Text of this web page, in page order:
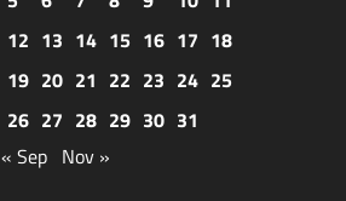
12 13 14 15 16 17 18
19 20 21 22 23 24 25
26 27 28 29 30 31
« Sep Nov »